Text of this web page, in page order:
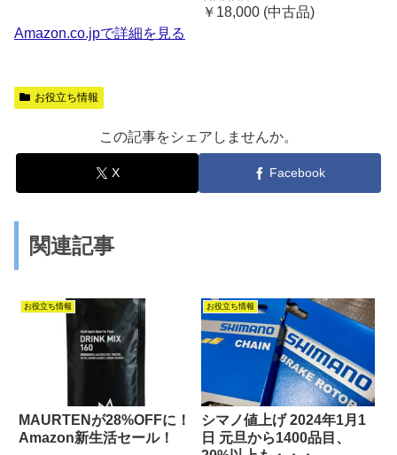
￥18,000 (中古品)
Amazon.co.jpで詳細を見る
お役立ち情報
この記事をシェアしませんか。
X Facebook
関連記事
お役立ち情報
MAURTENが28%OFFに！
Amazon新生活セール！
お役立ち情報
シマノ値上げ 2024年1月1
日 元旦から1400品目、